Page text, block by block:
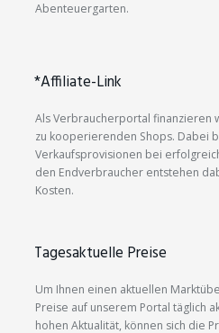
Abenteuergarten.
*Affiliate-Link
Als Verbraucherportal finanzieren
zu kooperierenden Shops. Dabei
Verkaufsprovisionen bei
den Endverbraucher entstehen
Kosten.
Tagesaktuelle Preise
Um Ihnen einen aktuellen
Preise auf unserem Portal täglich
hohen Aktualität, können sich die